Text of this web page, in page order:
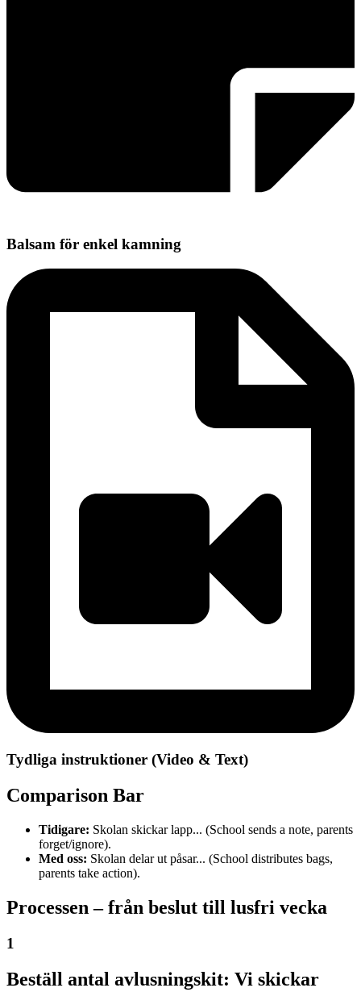
Balsam för enkel kamning
Tydliga instruktioner (Video & Text)
Comparison Bar
Tidigare: Skolan skickar lapp... (School sends a note, parents
forget/ignore).
Med oss: Skolan delar ut påsar... (School distributes bags,
parents take action).
Processen – från beslut till lusfri vecka
1
Beställ antal avlusningskit: Vi skickar